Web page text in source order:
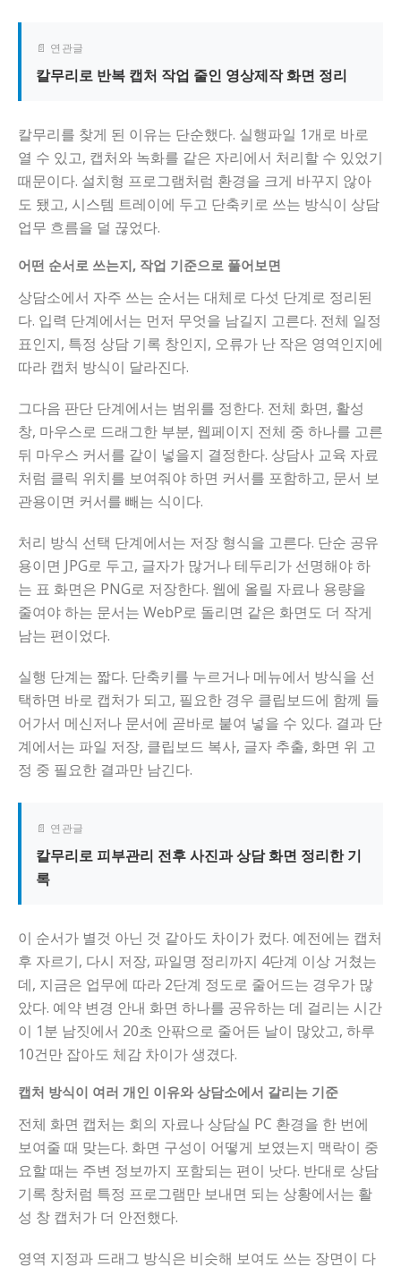
📄 연관글
칼무리로 반복 캡처 작업 줄인 영상제작 화면 정리
칼무리를 찾게 된 이유는 단순했다. 실행파일 1개로 바로
열 수 있고, 캡처와 녹화를 같은 자리에서 처리할 수 있었기
때문이다. 설치형 프로그램처럼 환경을 크게 바꾸지 않아
도 됐고, 시스템 트레이에 두고 단축키로 쓰는 방식이 상담
업무 흐름을 덜 끊었다.
어떤 순서로 쓰는지, 작업 기준으로 풀어보면
상담소에서 자주 쓰는 순서는 대체로 다섯 단계로 정리된
다. 입력 단계에서는 먼저 무엇을 남길지 고른다. 전체 일정
표인지, 특정 상담 기록 창인지, 오류가 난 작은 영역인지에
따라 캡처 방식이 달라진다.
그다음 판단 단계에서는 범위를 정한다. 전체 화면, 활성
창, 마우스로 드래그한 부분, 웹페이지 전체 중 하나를 고른
뒤 마우스 커서를 같이 넣을지 결정한다. 상담사 교육 자료
처럼 클릭 위치를 보여줘야 하면 커서를 포함하고, 문서 보
관용이면 커서를 빼는 식이다.
처리 방식 선택 단계에서는 저장 형식을 고른다. 단순 공유
용이면 JPG로 두고, 글자가 많거나 테두리가 선명해야 하
는 표 화면은 PNG로 저장한다. 웹에 올릴 자료나 용량을
줄여야 하는 문서는 WebP로 돌리면 같은 화면도 더 작게
남는 편이었다.
실행 단계는 짧다. 단축키를 누르거나 메뉴에서 방식을 선
택하면 바로 캡처가 되고, 필요한 경우 클립보드에 함께 들
어가서 메신저나 문서에 곧바로 붙여 넣을 수 있다. 결과 단
계에서는 파일 저장, 클립보드 복사, 글자 추출, 화면 위 고
정 중 필요한 결과만 남긴다.
📄 연관글
칼무리로 피부관리 전후 사진과 상담 화면 정리한 기
록
이 순서가 별것 아닌 것 같아도 차이가 컸다. 예전에는 캡처
후 자르기, 다시 저장, 파일명 정리까지 4단계 이상 거쳤는
데, 지금은 업무에 따라 2단계 정도로 줄어드는 경우가 많
았다. 예약 변경 안내 화면 하나를 공유하는 데 걸리는 시간
이 1분 남짓에서 20초 안팎으로 줄어든 날이 많았고, 하루
10건만 잡아도 체감 차이가 생겼다.
캡처 방식이 여러 개인 이유와 상담소에서 갈리는 기준
전체 화면 캡처는 회의 자료나 상담실 PC 환경을 한 번에
보여줄 때 맞는다. 화면 구성이 어떻게 보였는지 맥락이 중
요할 때는 주변 정보까지 포함되는 편이 낫다. 반대로 상담
기록 창처럼 특정 프로그램만 보내면 되는 상황에서는 활
성 창 캡처가 더 안전했다.
영역 지정과 드래그 방식은 비슷해 보여도 쓰는 장면이 다